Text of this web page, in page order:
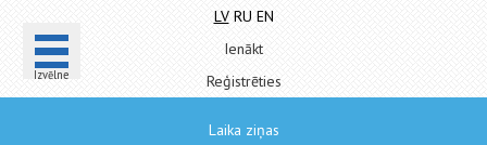
Izvēlne
LV RU EN
Ienākt
Reģistrēties
Laika ziņas